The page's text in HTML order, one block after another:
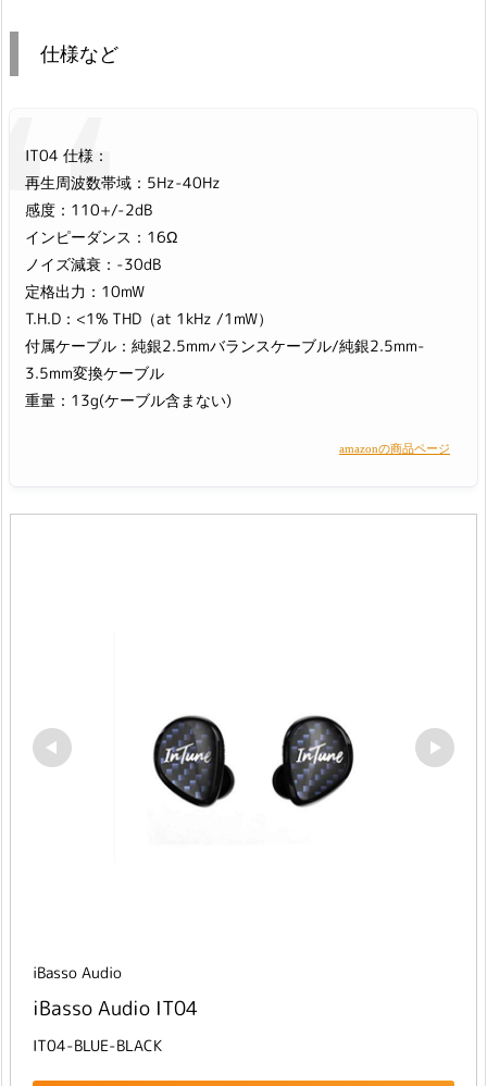
仕様など
IT04 仕様：
再生周波数帯域：5Hz-40Hz
感度：110+/-2dB
インピーダンス：16Ω
ノイズ減衰：-30dB
定格出力：10mW
T.H.D：<1% THD（at 1kHz /1mW）
付属ケーブル：純銀2.5mmバランスケーブル/純銀2.5mm-
3.5mm変換ケーブル
重量：13g(ケーブル含まない)
amazonの商品ページ
iBasso Audio
iBasso Audio IT04
IT04-BLUE-BLACK